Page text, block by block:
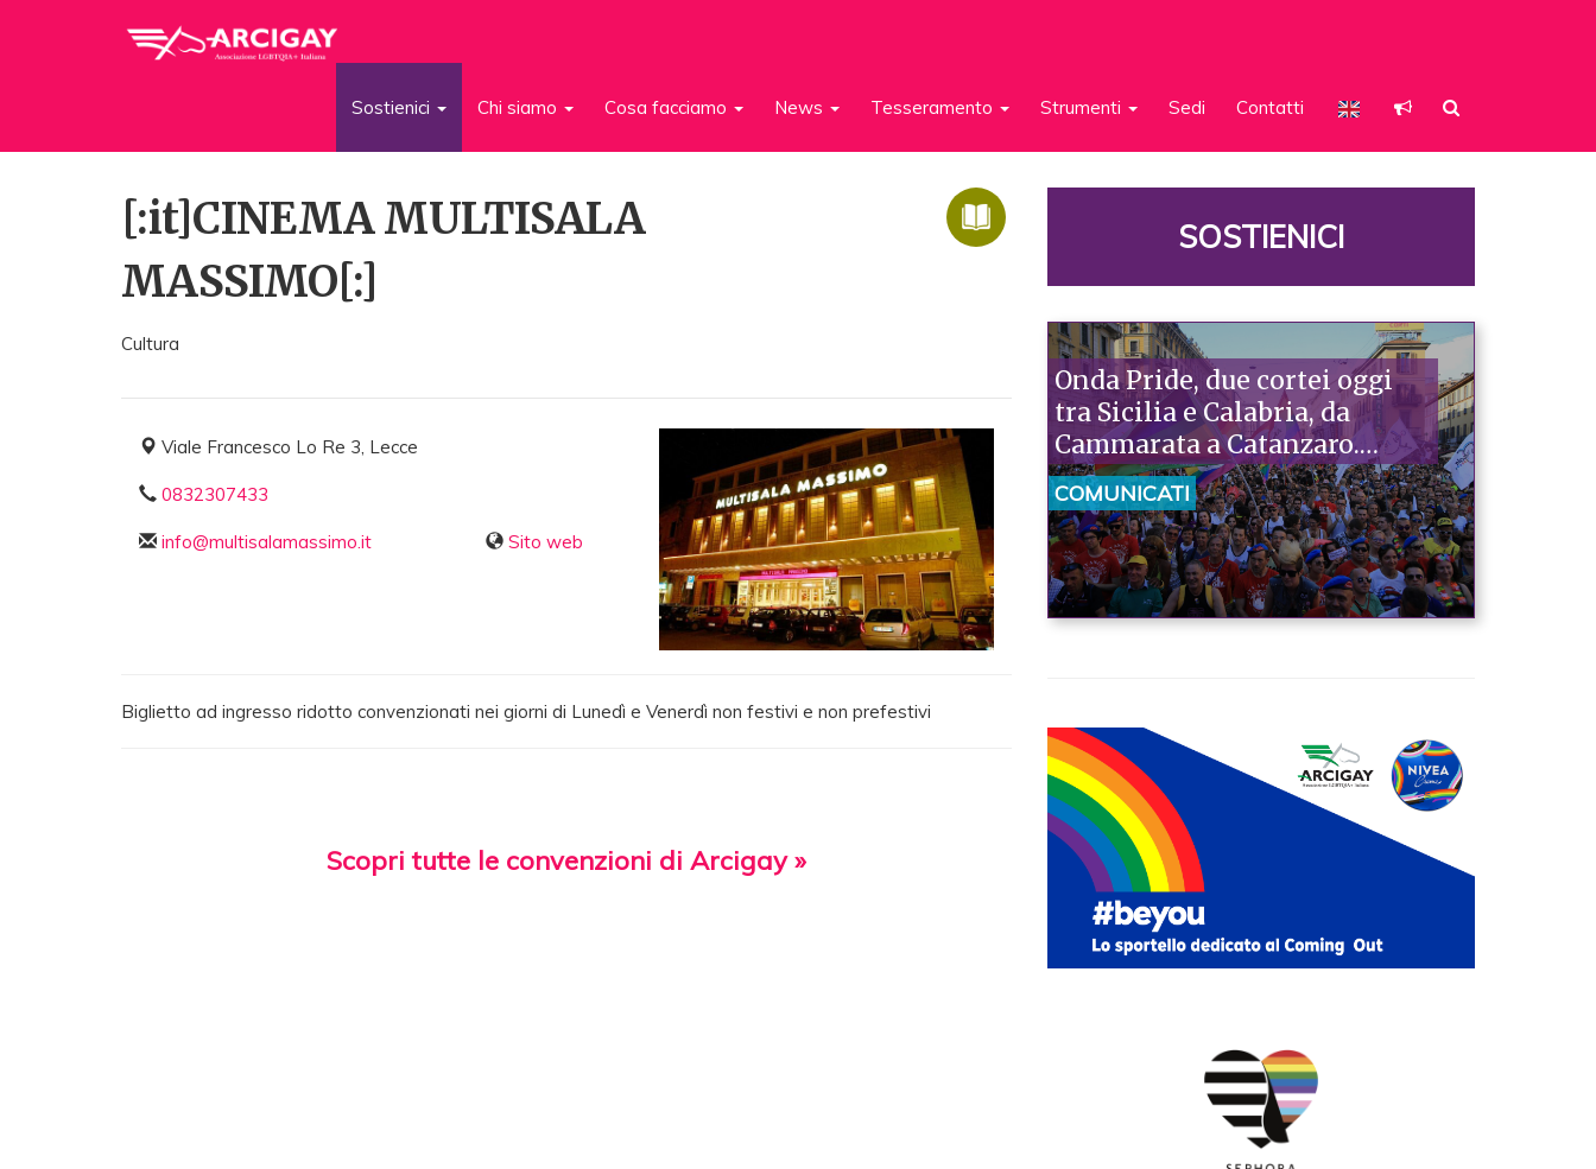
Sostienici Chi siamo Cosa facciamo News Tesseramento Strumenti Sedi Contatti
[:it]CINEMA MULTISALA
MASSIMO[:]
Cultura
Viale Francesco Lo Re 3, Lecce
0832307433
info@multisalamassimo.it Sito web
Biglietto ad ingresso ridotto convenzionati nei giorni di Lunedì e Venerdì non festivi e non prefestivi
Scopri tutte le convenzioni di Arcigay »
SOSTIENICI
Onda Pride, due cortei oggi
tra Sicilia e Calabria, da
Cammarata a Catanzaro.
Piazzoni: «Raccontano la
nostra ostinazione»
COMUNICATI